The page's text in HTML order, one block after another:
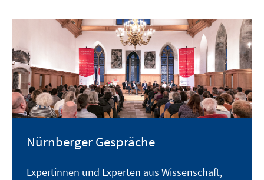
Nürnberger Gespräche
Expertinnen und Experten aus Wissenschaft,